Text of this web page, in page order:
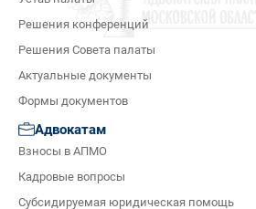
Решения конференций
Решения Совета палаты
Актуальные документы
Формы документов
Адвокатам
Взносы в АПМО
Кадровые вопросы
Субсидируемая юридическая помощь